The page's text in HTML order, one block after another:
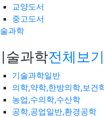
교양도서
중고도서
과학
술과학전체보
기술과학일반
의학,약학,한방의학,보건
농업,수의학,수산학
공학,공업일반,환경공학